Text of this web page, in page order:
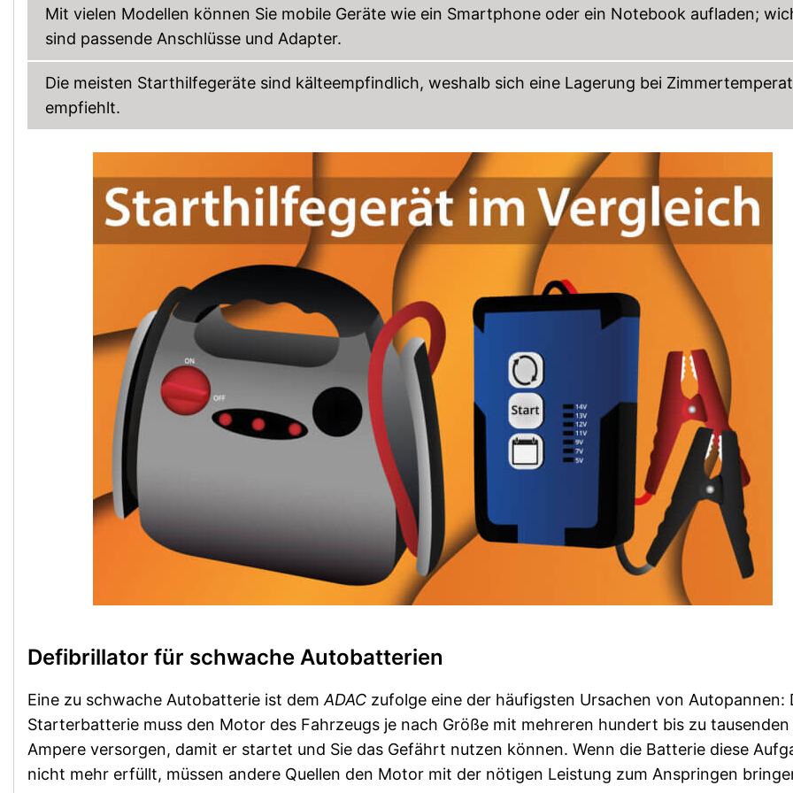
Mit vielen Modellen können Sie mobile Geräte wie ein Smartphone oder ein Notebook aufladen;
sind passende Anschlüsse und Adapter.
Die meisten Starthilfegeräte sind kälteempfindlich, weshalb sich eine Lagerung bei
empfiehlt.
Defibrillator für schwache Autobatterien
Eine zu schwache Autobatterie ist dem ADAC zufolge eine der häufigsten Ursachen von Autopannen:
Starterbatterie muss den Motor des Fahrzeugs je nach Größe mit mehreren hundert bis zu tausenden
Ampere versorgen, damit er startet und Sie das Gefährt nutzen können. Wenn die Batterie diese
nicht mehr erfüllt, müssen andere Quellen den Motor mit der nötigen Leistung zum Anspringen